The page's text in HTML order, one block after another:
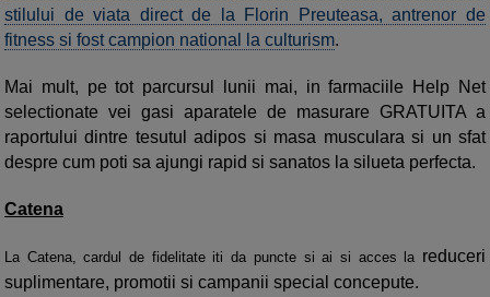
stilului de viata direct de la Florin Preuteasa, antrenor de
fitness si fost campion national la culturism.
Mai mult, pe tot parcursul lunii mai, in farmaciile Help Net
selectionate vei gasi aparatele de masurare GRATUITA a
raportului dintre tesutul adipos si masa musculara si un sfat
despre cum poti sa ajungi rapid si sanatos la silueta perfecta.
Catena
La Catena, cardul de fidelitate iti da puncte si ai si acces la reduceri
suplimentare, promotii si campanii special concepute.